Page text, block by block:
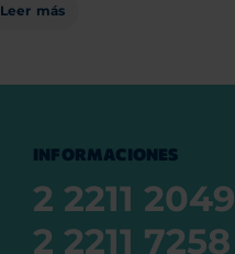
Leer más
INFORMACIONES
2 2211 2049
2 2211 7258